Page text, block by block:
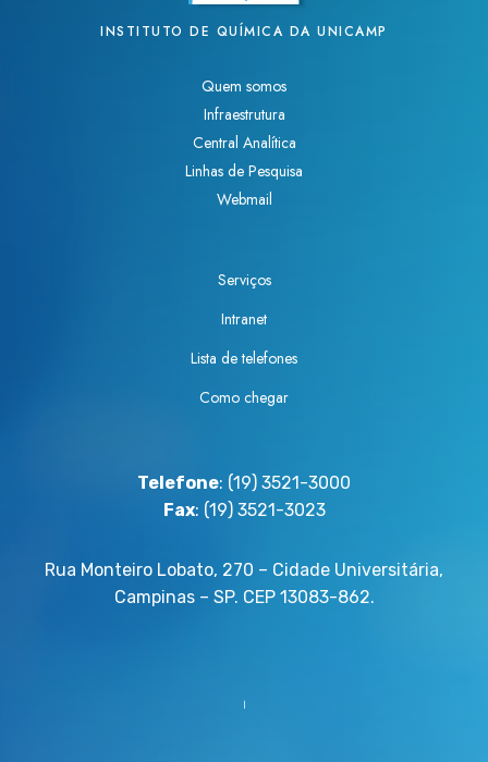
INSTITUTO DE QUÍMICA DA UNICAMP
Quem somos
Infraestrutura
Central Analítica
Linhas de Pesquisa
Webmail
Serviços
Intranet
Lista de telefones
Como chegar
Telefone: (19) 3521-3000
Fax: (19) 3521-3023
Rua Monteiro Lobato, 270 – Cidade Universitária,
Campinas – SP. CEP 13083-862.